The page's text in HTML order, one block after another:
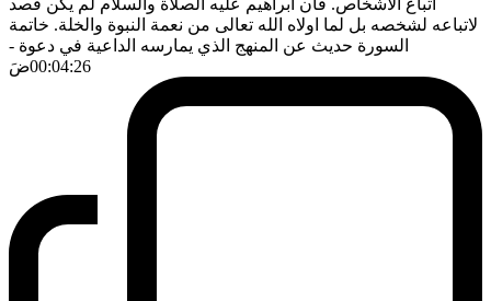
اتباع الاشخاص. فان ابراهيم عليه الصلاة والسلام لم يكن قصد
لاتباعه لشخصه بل لما اولاه الله تعالى من نعمة النبوة والخلة. خاتمة
السورة حديث عن المنهج الذي يمارسه الداعية في دعوة -
00:04:26ضَ